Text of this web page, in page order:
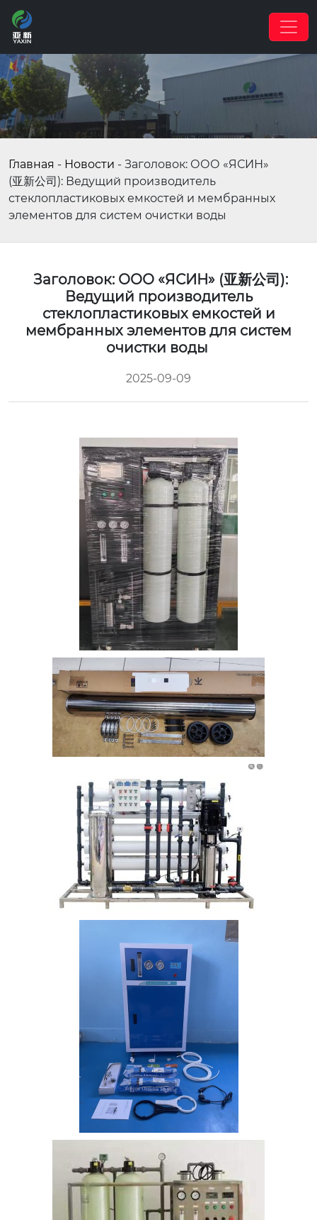
Главная - Новости - Заголовок: ООО «ЯСИН»
(亚新公司): Ведущий производитель
стеклопластиковых емкостей и мембранных
элементов для систем очистки воды
Заголовок: ООО «ЯСИН» (亚新公司):
Ведущий производитель
стеклопластиковых емкостей и
мембранных элементов для систем
очистки воды
2025-09-09